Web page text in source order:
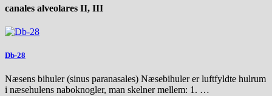
canales alveolares II, III
Db-28
Næsens bihuler (sinus paranasales) Næsebihuler er luftfyldte hulrum
i næsehulens naboknogler, man skelner mellem: 1. …